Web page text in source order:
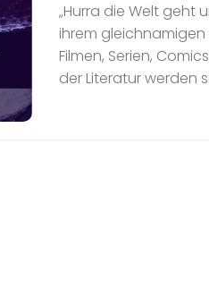
„Hurra die Welt geht
ihrem gleichnamigen
Filmen, Serien,
der Literatur werden